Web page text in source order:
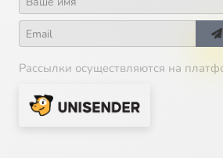
Рассылки осуществляются на